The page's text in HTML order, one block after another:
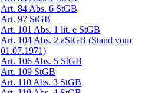
Art. 84 Abs. 6 StGB
Art. 97 StGB
Art. 101 Abs. 1 lit. e StGB
Art. 104 Abs. 2 aStGB (Stand vom
01.07.1971)
Art. 106 Abs. 5 StGB
Art. 109 StGB
Art. 110 Abs. 3 StGB